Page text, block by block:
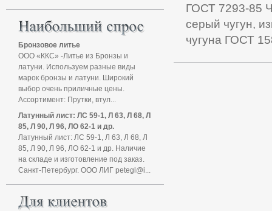
ГОСТ 7293-85
серый чугун,
чугуна ГОСТ
Бронзовое литье
ООО «ККС» -Литье из Бронзы и
латуни. Используем разные виды
марок бронзы и латуни. Широкий
выбор очень приличные цены.
Ассортимент: Прутки, втул...
Латунный лист: ЛС 59-1, Л 63, Л 68, Л
85, Л 90, Л 96, ЛО 62-1 и др.
Латунный лист: ЛС 59-1, Л 63, Л 68, Л
85, Л 90, Л 96, ЛО 62-1 и др. Наличие
на складе и изготовление под заказ.
Санкт-Петербург. ООО ЛИГ petegl@i...